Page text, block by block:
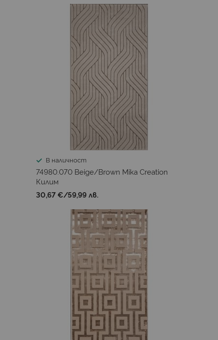
В наличност
74980.070 Beige/Brown Mika Creation
Килим
30,67 €/59,99 лв.